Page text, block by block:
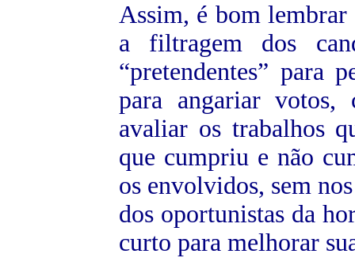
Assim, é bom lembrar
a filtragem dos
“pretendentes” para
para angariar votos,
avaliar os trabalhos
que cumpriu e não
os envolvidos, sem
dos oportunistas da
curto para melhorar